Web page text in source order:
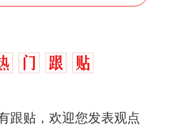
跟贴，欢迎您发表观点